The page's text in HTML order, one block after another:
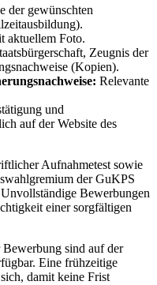
der gewünschten
aktuellem Foto.
Zeugnis der
(Kopien).
Relevante
und
auf der Website des
Aufnahmetest sowie
der GuKPS
Bewerbungen
einer sorgfältigen
sind auf der
Eine frühzeitige
damit keine Frist